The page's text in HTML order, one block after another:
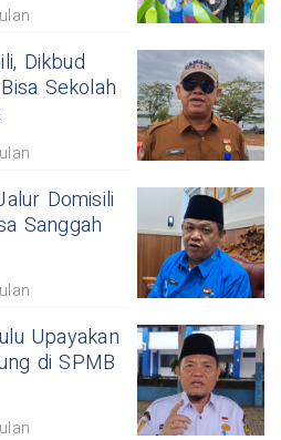
Dikbud
Sekolah
Domisili
Sanggah
Upayakan
di SPMB